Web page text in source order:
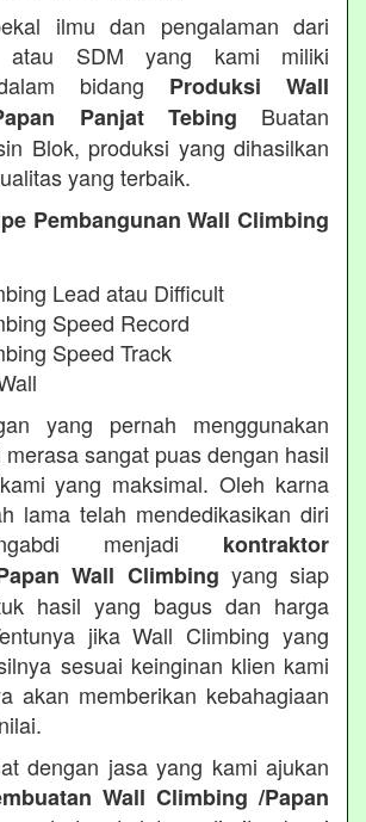
ilmu dan pengalaman dari
atau SDM yang kami miliki
bidang Produksi Wall
Panjat Tebing Buatan
Blok, produksi yang dihasilkan
yang terbaik.
Pembangunan Wall Climbing
Lead atau Difficult
Speed Record
Speed Track
yang pernah menggunakan
sangat puas dengan hasil
yang maksimal. Oleh karna
lama telah mendedikasikan diri
menjadi kontraktor
Wall Climbing yang siap
hasil yang bagus dan harga
jika Wall Climbing yang
sesuai keinginan klien kami
akan memberikan kebahagiaan
dengan jasa yang kami ajukan
Wall Climbing /Papan